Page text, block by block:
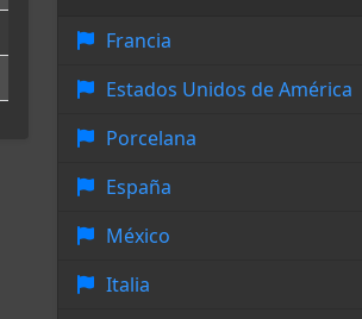
Francia
Estados Unidos de América
Porcelana
España
México
Italia